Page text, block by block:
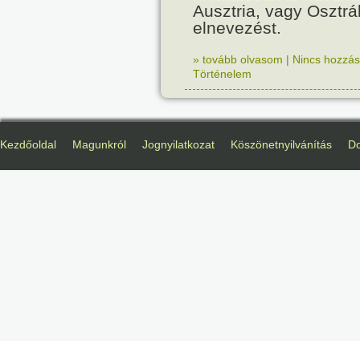
Ausztria, vagy
elnevezést.
» tovább olvasom | Nincs
Történelem
Kezdőoldal Magunkról Jognyilatkozat Köszönetnyilvánítás